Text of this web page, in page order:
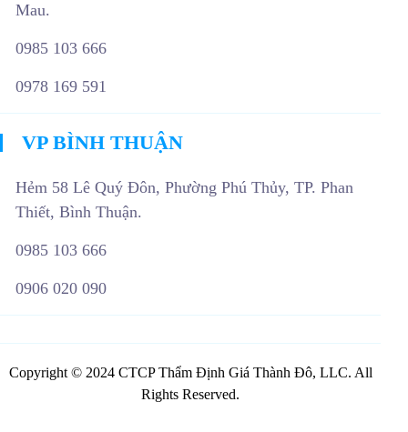
Mau.
0985 103 666
0978 169 591
VP BÌNH THUẬN
Hẻm 58 Lê Quý Đôn, Phường Phú Thủy, TP. Phan
Thiết, Bình Thuận.
0985 103 666
0906 020 090
Copyright © 2024 CTCP Thẩm Định Giá Thành Đô, LLC. All
Rights Reserved.
TƯ VẤN DỊCH VỤ TRỰC TUYẾN